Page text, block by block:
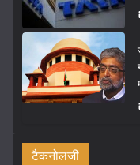
टैकनोलजी